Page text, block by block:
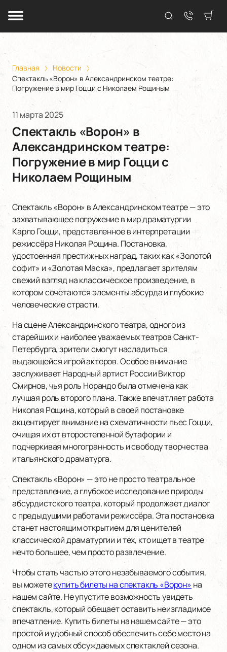
Главная
Новости
Спектакль «Ворон» в Александринском театре:
Погружение в мир Гоцци с Николаем Рощиным
11 марта 2025
Спектакль «Ворон» в
Александринском театре:
Погружение в мир Гоцци с
Николаем Рощиным
Спектакль «Ворон» в Александринском театре — это
захватывающее погружение в мир драматургии
Карло Гоцци, представленное в интерпретации
режиссёра Николая Рощина. Постановка,
удостоенная престижных наград, таких как «Золотой
софит» и «Золотая Маска», предлагает зрителям
свежий взгляд на классическое произведение, в
котором сочетаются элементы абсурда и глубокие
человеческие страсти.
На сцене Александринского театра, одного из
старейших и наиболее уважаемых театров Санкт-
Петербурга, зрители смогут насладиться
выдающейся игрой актеров. Особое внимание
заслуживает Народный артист России Виктор
Смирнов, чья роль Норандо была отмечена как
лучшая роль второго плана. Также впечатляет работа
Николая Рощина, который в своей постановке
акцентирует внимание на схематичности пьес Гоцци,
очищая их от второстепенной бутафории и
подчеркивая многогранность и свободу творчества
итальянского драматурга.
Спектакль «Ворон» — это не просто театральное
представление, а глубокое исследование природы
абсурдистского театра, который продолжает диалог
с предыдущими работами режиссёра. Эта постановка
станет настоящим открытием для ценителей
классической драматургии и тех, кто ищет в театре
нечто большее, чем просто развлечение.
Чтобы стать частью этого незабываемого события,
вы можетекупить билеты на спектакль «Ворон» на
нашем сайте. Не упустите возможность увидеть
спектакль, который обещает оставить неизгладимое
впечатление. Купить билеты на нашем сайте — это
простой и удобный способ обеспечить себе место на
одном из самых обсуждаемых спектаклей сезона.